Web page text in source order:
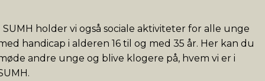
SUMH holder vi også sociale aktiviteter for alle unge
handicap i alderen 16 til og med 35 år. Her kan du
andre unge og blive klogere på, hvem vi er i